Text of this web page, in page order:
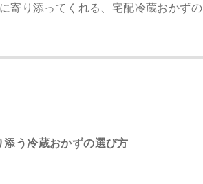
寄り添ってくれる、宅配冷蔵おかずの
添う冷蔵おかずの選び方